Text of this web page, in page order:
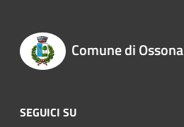
Comune di Ossona
SEGUICI SU